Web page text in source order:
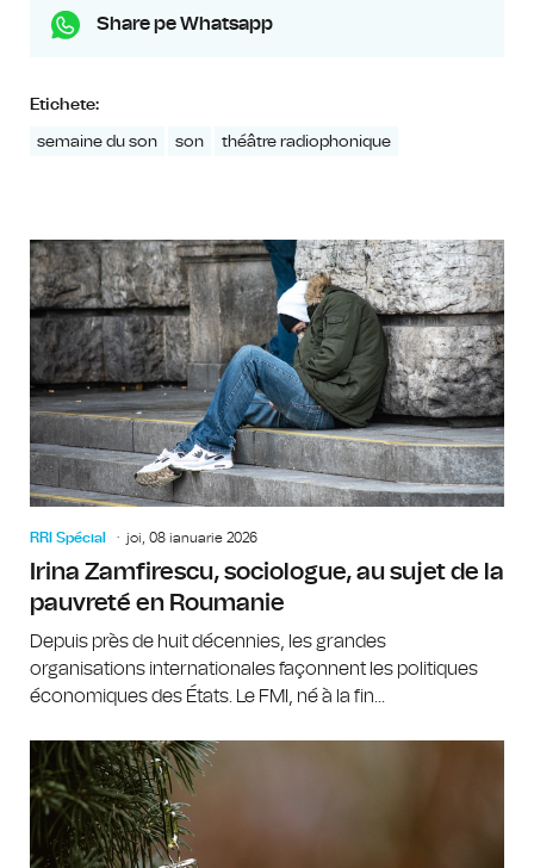
Share pe Whatsapp
Etichete:
semaine du son son théâtre radiophonique
RRI Spécial joi, 08 ianuarie 2026
Irina Zamfirescu, sociologue, au sujet de la
pauvreté en Roumanie
Depuis près de huit décennies, les grandes
organisations internationales façonnent les politiques
économiques des États. Le FMI, né à la fin...